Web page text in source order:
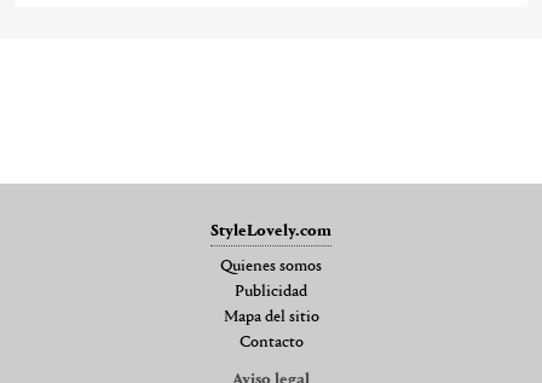
StyleLovely.com
Quienes somos
Publicidad
Mapa del sitio
Contacto